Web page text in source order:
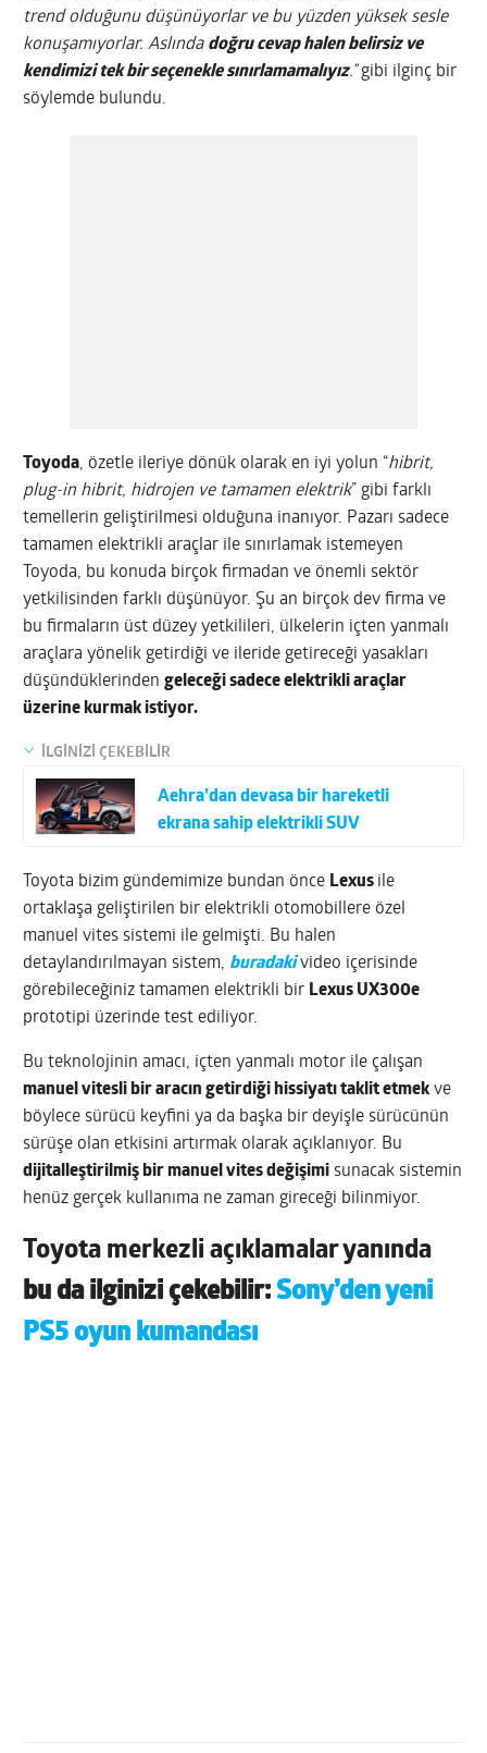
trend olduğunu düşünüyorlar ve bu yüzden yüksek sesle
konuşamıyorlar. Aslında doğru cevap halen belirsiz ve
kendimizi tek bir seçenekle sınırlamamalıyız.”gibi ilginç bir
söylemde bulundu.
Toyoda, özetle ileriye dönük olarak en iyi yolun “hibrit,
plug-in hibrit, hidrojen ve tamamen elektrik” gibi farklı
temellerin geliştirilmesi olduğuna inanıyor. Pazarı sadece
tamamen elektrikli araçlar ile sınırlamak istemeyen
Toyoda, bu konuda birçok firmadan ve önemli sektör
yetkilisinden farklı düşünüyor. Şu an birçok dev firma ve
bu firmaların üst düzey yetkilileri, ülkelerin içten yanmalı
araçlara yönelik getirdiği ve ileride getireceği yasakları
düşündüklerindengeleceği sadece elektrikli araçlar
üzerine kurmak istiyor.
İLGİNİZİ ÇEKEBİLİR
Aehra’dan devasa bir hareketli
ekrana sahip elektrikli SUV
Toyota bizim gündemimize bundan önce Lexus ile
ortaklaşa geliştirilen bir elektrikli otomobillere özel
manuel vites sistemi ile gelmişti. Bu halen
detaylandırılmayan sistem, buradakivideo içerisinde
görebileceğiniz tamamen elektrikli bir Lexus UX300e
prototipi üzerinde test ediliyor.
Bu teknolojinin amacı, içten yanmalı motor ile çalışan
manuel vitesli bir aracın getirdiği hissiyatı taklit etmek ve
böylece sürücü keyfini ya da başka bir deyişle sürücünün
sürüşe olan etkisini artırmak olarak açıklanıyor. Bu
dijitalleştirilmiş bir manuel vites değişimi sunacak sistemin
henüz gerçek kullanıma ne zaman gireceği bilinmiyor.
Toyota merkezli açıklamalar yanında
bu da ilginizi çekebilir: Sony’den yeni
PS5 oyun kumandası